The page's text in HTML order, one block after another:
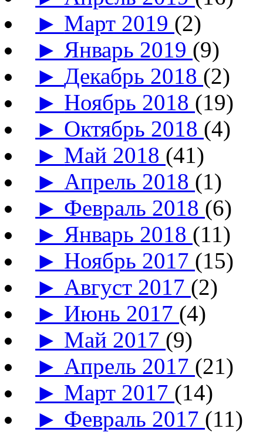
► Март 2019 (2)
► Январь 2019 (9)
►Декабрь 2018 (2)
► Ноябрь 2018 (19)
► Октябрь 2018 (4)
► Май 2018 (41)
► Апрель 2018 (1)
► Февраль 2018 (6)
► Январь 2018 (11)
► Ноябрь 2017 (15)
► Август 2017 (2)
► Июнь 2017 (4)
► Май 2017 (9)
► Апрель 2017 (21)
► Март 2017 (14)
► Февраль 2017 (11)